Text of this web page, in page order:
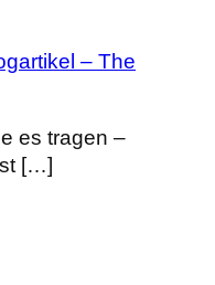
– The
es tragen –
[…]